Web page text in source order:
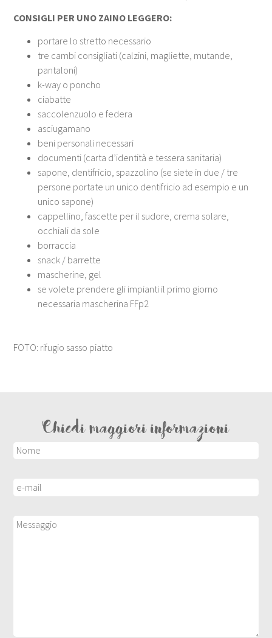
CONSIGLI PER UNO ZAINO LEGGERO:
portare lo stretto necessario
tre cambi consigliati (calzini, magliette, mutande,
pantaloni)
k-way o poncho
ciabatte
saccolenzuolo e federa
asciugamano
beni personali necessari
documenti (carta d’identità e tessera sanitaria)
sapone, dentifricio, spazzolino (se siete in due / tre
persone portate un unico dentifricio ad esempio e un
unico sapone)
cappellino, fascette per il sudore, crema solare,
occhiali da sole
borraccia
snack / barrette
mascherine, gel
se volete prendere gli impianti il primo giorno
necessaria mascherina FFp2
FOTO: rifugio sasso piatto
Chiedi maggiori informazioni